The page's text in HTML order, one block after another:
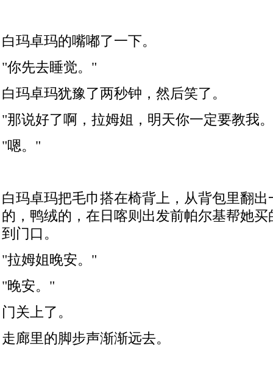
白玛卓玛的嘴嘟了一下。
"你先去睡觉。 "
白玛卓玛犹豫了两秒钟，然后笑了。
"那说好了啊，拉姆姐，明天你一定要教我。
"嗯。 "
白玛卓玛把毛巾搭在椅背上，从背包里翻
的，鸭绒的，在日喀则出发前帕尔基帮她
到门口。
"拉姆姐晚安。 "
"晚安。 "
门关上了。
走廊里的脚步声渐渐远去。